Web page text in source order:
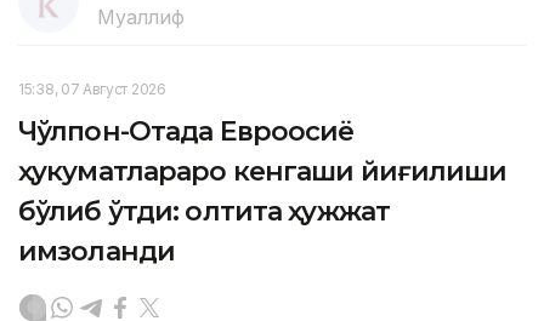
Муаллиф
15:38, 07 Август 2026
Чўлпон-Отада Евроосиё
ҳукуматлараро кенгаши йиғилиши
бўлиб ўтди: олтита ҳужжат
имзоланди